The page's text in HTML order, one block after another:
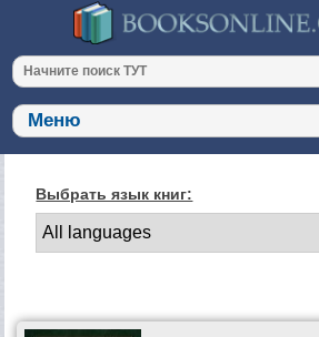
Выбрать язык книг: